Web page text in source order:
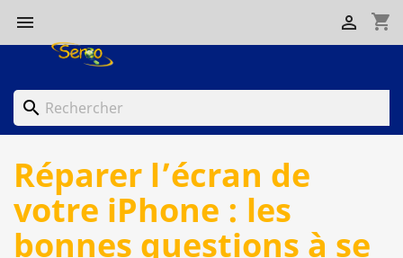
 shopping_cart

search
Réparer l’écran de
votre iPhone : les
bonnes questions à se